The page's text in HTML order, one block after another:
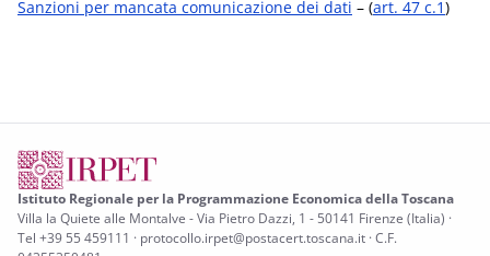
Sanzioni per mancata comunicazione dei dati – (art. 47 c.1)
Istituto Regionale per la Programmazione Economica della Toscana
Villa la Quiete alle Montalve - Via Pietro Dazzi, 1 - 50141 Firenze (Italia) ·
Tel +39 55 459111 · protocollo.irpet@postacert.toscana.it · C.F.